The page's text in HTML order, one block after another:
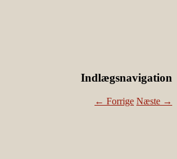
Indlægsnavigation
← Forrige Næste →